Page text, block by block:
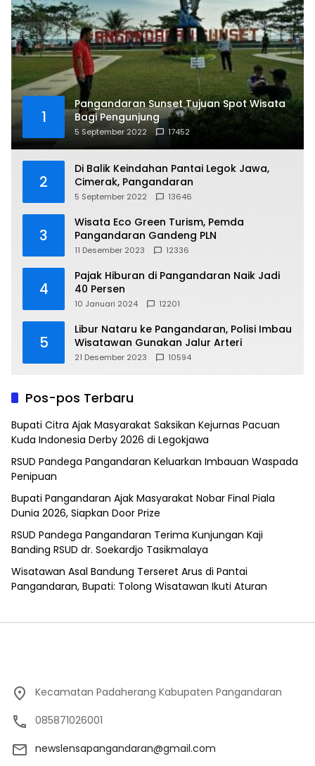
1
Pangandaran Sunset Tujuan Spot Wisata
Bagi Pengunjung
5 September 2022 17452
2
Di Balik Keindahan Pantai Legok Jawa,
Cimerak, Pangandaran
5 September 2022 13646
3
Wisata Eco Green Turism, Pemda
Pangandaran Gandeng PLN
11 Desember 2023 12336
4
Pajak Hiburan di Pangandaran Naik Jadi
40 Persen
10 Januari 2024 12201
5
Libur Nataru ke Pangandaran, Polisi Imbau
Wisatawan Gunakan Jalur Arteri
21 Desember 2023 10594
Pos-pos Terbaru
Bupati Citra Ajak Masyarakat Saksikan Kejurnas Pacuan
Kuda Indonesia Derby 2026 di Legokjawa
RSUD Pandega Pangandaran Keluarkan Imbauan Waspada
Penipuan
Bupati Pangandaran Ajak Masyarakat Nobar Final Piala
Dunia 2026, Siapkan Door Prize
RSUD Pandega Pangandaran Terima Kunjungan Kaji
Banding RSUD dr. Soekardjo Tasikmalaya
Wisatawan Asal Bandung Terseret Arus di Pantai
Pangandaran, Bupati: Tolong Wisatawan Ikuti Aturan
Kecamatan Padaherang Kabupaten Pangandaran
085871026001
newslensapangandaran@gmail.com